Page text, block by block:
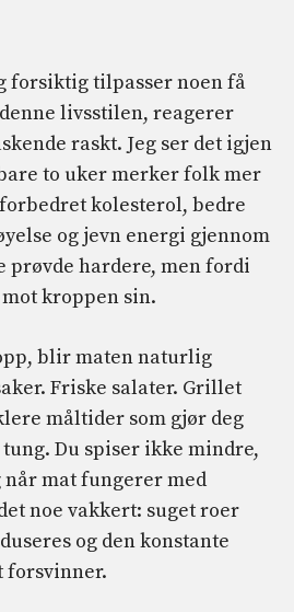
forsiktig tilpasser noen få
livsstilen, reagerer
raskt. Jeg ser det igjen
to uker merker folk mer
kolesterol, bedre
og jevn energi gjennom
prøvde hardere, men fordi
kroppen sin.
blir maten naturlig
Friske salater. Grillet
måltider som gjør deg
Du spiser ikke mindre,
når mat fungerer med
noe vakkert: suget roer
og den konstante
forsvinner.